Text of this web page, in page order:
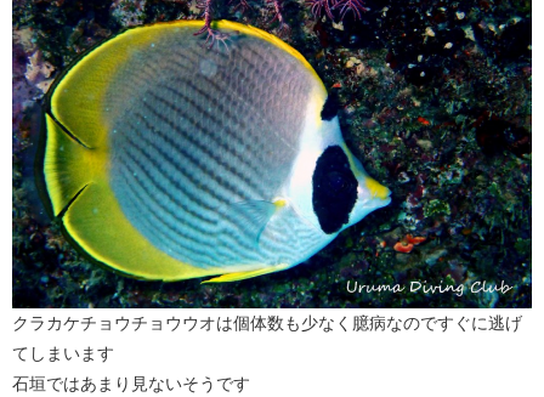
クラカケチョウチョウウオは個体数も少なく臆病なのですぐに逃げ
てしまいます
石垣ではあまり見ないそうです